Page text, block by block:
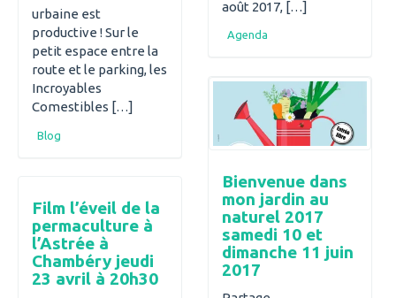
urbaine est
productive ! Sur le
petit espace entre la
route et le parking, les
Incroyables
Comestibles […]
Blog
août 2017, […]
Agenda
Bienvenue dans
mon jardin au
naturel 2017
samedi 10 et
dimanche 11 juin
2017
Film l’éveil de la
permaculture à
l’Astrée à
Chambéry jeudi
23 avril à 20h30